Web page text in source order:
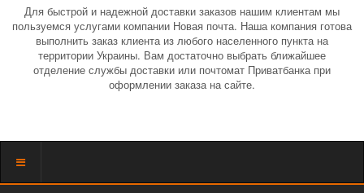
Для быстрой и надежной доставки заказов нашим клиентам мы
пользуемся услугами компании Новая почта. Наша компания готова
выполнить заказ клиента из любого населенного пункта на
территории Украины. Вам достаточно выбрать ближайшее
отделение службы доставки или почтомат Приватбанка при
оформлении заказа на сайте.
Показать